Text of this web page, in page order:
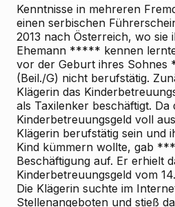
Kenntnisse in mehreren
einen serbischen
2013 nach Österreich, wo sie
Ehemann ***** kennen
vor der Geburt ihres Sohnes
(Beil./G) nicht berufstätig.
Klägerin das
als Taxilenker beschäftigt. Da
Kinderbetreuungsgeld voll
Klägerin berufstätig sein und
Kind kümmern wollte, gab
Beschäftigung auf. Er erhielt
Kinderbetreuungsgeld vom
Die Klägerin suchte im
Stellenangeboten und stieß